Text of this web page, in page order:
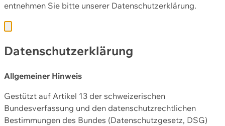
entnehmen Sie bitte unserer Datenschutzerklärung.
Datenschutzerklärung
Allgemeiner Hinweis
Gestützt auf Artikel 13 der schweizerischen
Bundesverfassung und den datenschutzrechtlichen
Bestimmungen des Bundes (Datenschutzgesetz, DSG)